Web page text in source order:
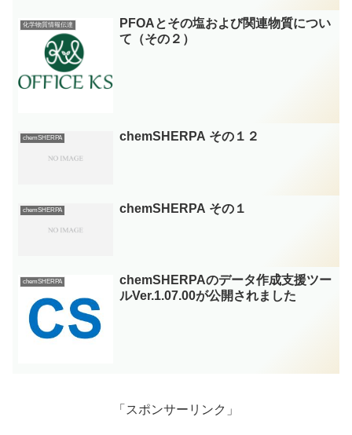
化学物質情報伝達
PFOAとその塩および関連物質につい
て（その２）
chemSHERPA chemSHERPA その１２
chemSHERPA chemSHERPA その１
chemSHERPA
chemSHERPAのデータ作成支援ツー
ルVer.1.07.00が公開されました
「スポンサーリンク」